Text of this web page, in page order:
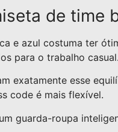
de time
e azul costuma ter
para o trabalho casual.
exatamente esse
code é mais flexível.
guarda-roupa